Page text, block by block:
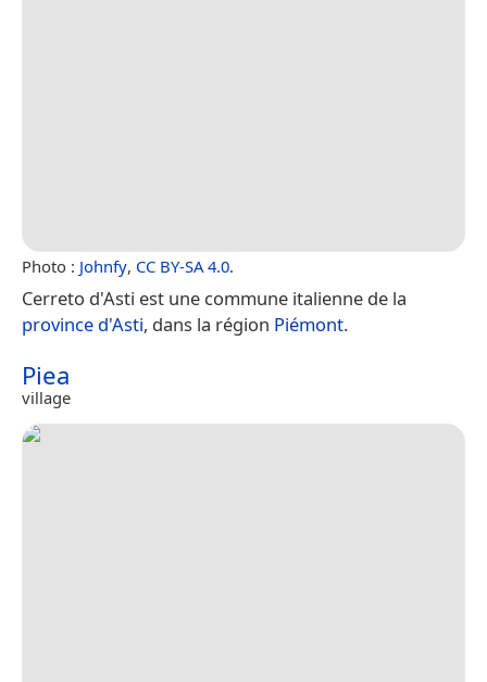
Photo : Johnfy, CC BY-SA 4.0.
Cerreto d'Asti est une commune italienne de la
province d'Asti, dans la région Piémont.
Piea
village